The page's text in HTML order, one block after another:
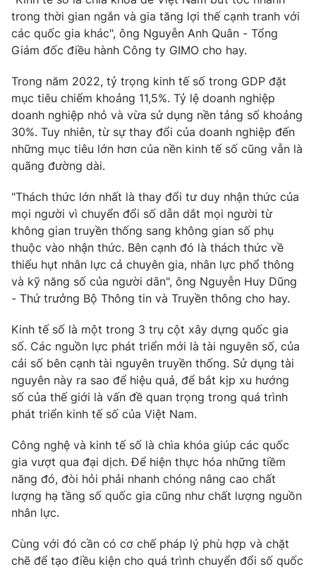
trong thời gian ngắn và gia tăng lợi thế cạnh tranh với
các quốc gia khác", ông Nguyễn Anh Quân - Tổng
Giám đốc điều hành Công ty GIMO cho hay.
Trong năm 2022, tỷ trọng kinh tế số trong GDP đặt
mục tiêu chiếm khoảng 11,5%. Tỷ lệ doanh nghiệp
doanh nghiệp nhỏ và vừa sử dụng nền tảng số khoảng
30%. Tuy nhiên, từ sự thay đổi của doanh nghiệp đến
những mục tiêu lớn hơn của nền kinh tế số cũng vẫn là
quãng đường dài.
"Thách thức lớn nhất là thay đổi tư duy nhận thức của
mọi người vì chuyển đổi số dẫn dắt mọi người từ
không gian truyền thống sang không gian số phụ
thuộc vào nhận thức. Bên cạnh đó là thách thức về
thiếu hụt nhân lực cả chuyên gia, nhân lực phổ thông
và kỹ năng số của người dân", ông Nguyễn Huy Dũng
- Thứ trưởng Bộ Thông tin và Truyền thông cho hay.
Kinh tế số là một trong 3 trụ cột xây dựng quốc gia
số. Các nguồn lực phát triển mới là tài nguyên số, của
cải số bên cạnh tài nguyên truyền thống. Sử dụng tài
nguyên này ra sao để hiệu quả, để bắt kịp xu hướng
số của thế giới là vấn đề quan trọng trong quá trình
phát triển kinh tế số của Việt Nam.
Công nghệ và kinh tế số là chìa khóa giúp các quốc
gia vượt qua đại dịch. Để hiện thực hóa những tiềm
năng đó, đòi hỏi phải nhanh chóng nâng cao chất
lượng hạ tầng số quốc gia cũng như chất lượng nguồn
nhân lực.
Cùng với đó cần có cơ chế pháp lý phù hợp và chặt
chẽ để tạo điều kiện cho quá trình chuyển đổi số quốc